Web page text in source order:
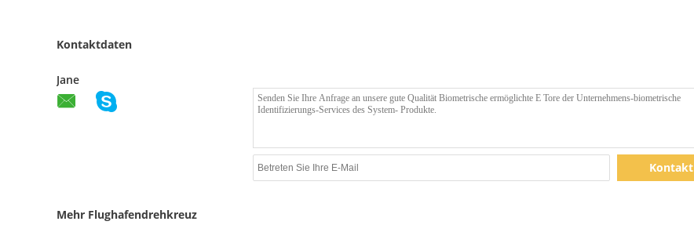
Kontaktdaten
Jane
Kontakt
Mehr Flughafendrehkreuz